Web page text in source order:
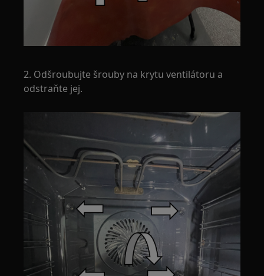
2. Odšroubujte šrouby na krytu ventilátoru a
odstraňte jej.